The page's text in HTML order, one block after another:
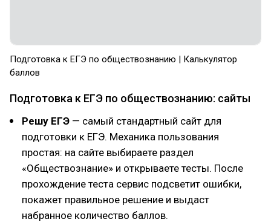
Подготовка к ЕГЭ по обществознанию | Калькулятор
баллов
Подготовка к ЕГЭ по обществознанию: сайты
Решу ЕГЭ — самый стандартный сайт для
подготовки к ЕГЭ. Механика пользования
простая: на сайте выбираете раздел
«Обществознание» и открываете тесты. После
прохождение теста сервис подсветит ошибки,
покажет правильное решение и выдаст
набранное количество баллов.